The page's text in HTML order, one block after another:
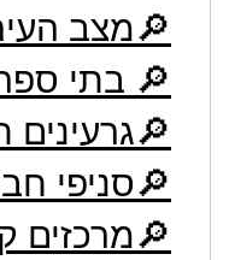
🔎מצב
🔎 בתי
🔎גרעינים
🔎סניפי
🔎מרכזים